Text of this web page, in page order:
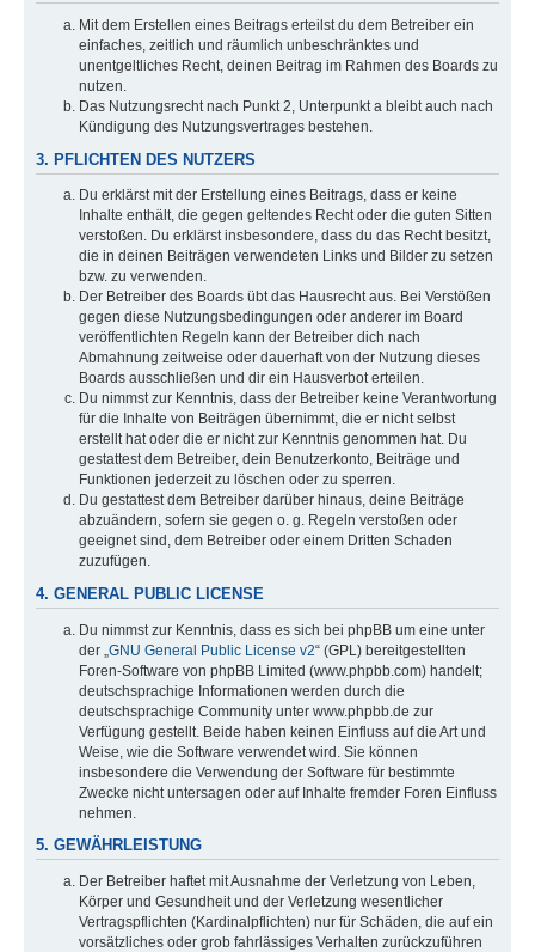
Mit dem Erstellen eines Beitrags erteilst du dem Betreiber ein
einfaches, zeitlich und räumlich unbeschränktes und
unentgeltliches Recht, deinen Beitrag im Rahmen des Boards zu
nutzen.
Das Nutzungsrecht nach Punkt 2, Unterpunkt a bleibt auch nach
Kündigung des Nutzungsvertrages bestehen.
3. PFLICHTEN DES NUTZERS
Du erklärst mit der Erstellung eines Beitrags, dass er keine
Inhalte enthält, die gegen geltendes Recht oder die guten Sitten
verstoßen. Du erklärst insbesondere, dass du das Recht besitzt,
die in deinen Beiträgen verwendeten Links und Bilder zu setzen
bzw. zu verwenden.
Der Betreiber des Boards übt das Hausrecht aus. Bei Verstößen
gegen diese Nutzungsbedingungen oder anderer im Board
veröffentlichten Regeln kann der Betreiber dich nach
Abmahnung zeitweise oder dauerhaft von der Nutzung dieses
Boards ausschließen und dir ein Hausverbot erteilen.
Du nimmst zur Kenntnis, dass der Betreiber keine Verantwortung
für die Inhalte von Beiträgen übernimmt, die er nicht selbst
erstellt hat oder die er nicht zur Kenntnis genommen hat. Du
gestattest dem Betreiber, dein Benutzerkonto, Beiträge und
Funktionen jederzeit zu löschen oder zu sperren.
Du gestattest dem Betreiber darüber hinaus, deine Beiträge
abzuändern, sofern sie gegen o. g. Regeln verstoßen oder
geeignet sind, dem Betreiber oder einem Dritten Schaden
zuzufügen.
4. GENERAL PUBLIC LICENSE
Du nimmst zur Kenntnis, dass es sich bei phpBB um eine unter
der „ GNU General Public License v2“ (GPL) bereitgestellten
Foren-Software von phpBB Limited (www.phpbb.com) handelt;
deutschsprachige Informationen werden durch die
deutschsprachige Community unter www.phpbb.de zur
Verfügung gestellt. Beide haben keinen Einfluss auf die Art und
Weise, wie die Software verwendet wird. Sie können
insbesondere die Verwendung der Software für bestimmte
Zwecke nicht untersagen oder auf Inhalte fremder Foren Einfluss
nehmen.
5. GEWÄHRLEISTUNG
Der Betreiber haftet mit Ausnahme der Verletzung von Leben,
Körper und Gesundheit und der Verletzung wesentlicher
Vertragspflichten (Kardinalpflichten) nur für Schäden, die auf ein
vorsätzliches oder grob fahrlässiges Verhalten zurückzuführen